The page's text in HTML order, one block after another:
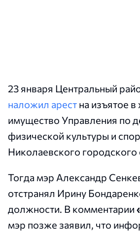
23 января Центральный
наложил арест на изъятое
имущество Управления по
физической культуры и
Николаевского городского
Тогда мэр Александр
отстранял Ирину
должности. В комментарии
мэр позже заявил, что